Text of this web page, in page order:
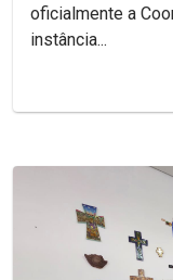
oficialmente a
instância...